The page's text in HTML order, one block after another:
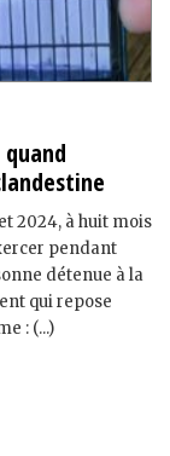
2024, à huit mois
pendant
détenue à la
qui repose
: (...)